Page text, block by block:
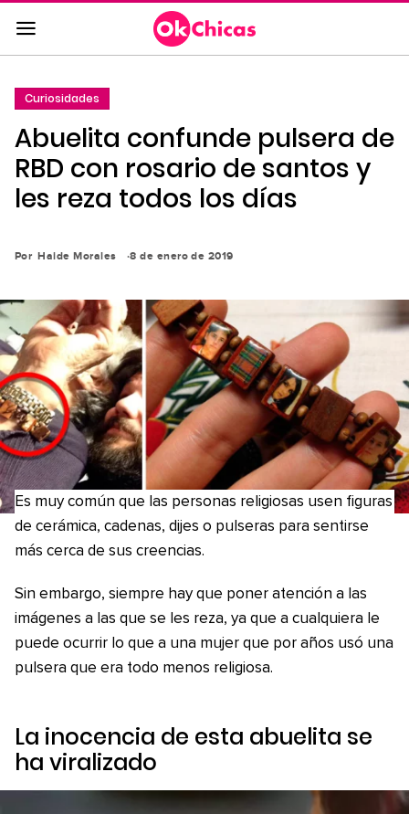
Saltar
al
contenido
a
la
navegación
principal
Curiosidades
Abuelita confunde pulsera de
RBD con rosario de santos y
les reza todos los días
Por Haide Morales 8 de enero de 2019
Es muy común que las personas religiosas usen figuras
de cerámica, cadenas, dijes o pulseras para sentirse
más cerca de sus creencias.
Sin embargo, siempre hay que poner atención a las
imágenes a las que se les reza, ya que a cualquiera le
puede ocurrir lo que a una mujer que por años usó una
pulsera que era todo menos religiosa.
La inocencia de esta abuelita se
ha viralizado